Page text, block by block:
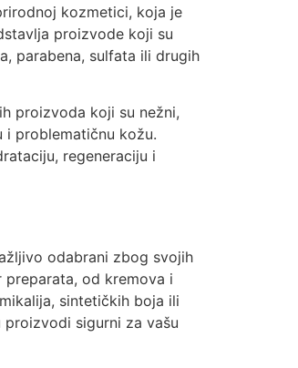
kozmetici, koja je
proizvode koji su
parabena, sulfata ili drugih
proizvoda koji su nežni,
i problematičnu kožu.
regeneraciju i
odabrani zbog svojih
od kremova i
sintetičkih boja ili
sigurni za vašu